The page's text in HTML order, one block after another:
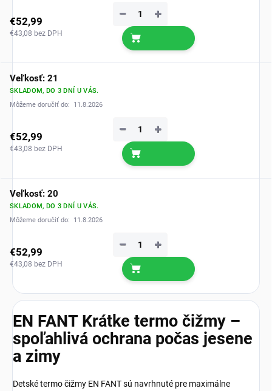
€52,99
€43,08 bez DPH
+
−
Veľkosť: 21
SKLADOM, DO 3 DNÍ U VÁS.
Môžeme doručiť do:
11.8.2026
€52,99
€43,08 bez DPH
+
−
Veľkosť: 20
SKLADOM, DO 3 DNÍ U VÁS.
Môžeme doručiť do:
11.8.2026
€52,99
€43,08 bez DPH
+
−
EN FANT Krátke termo čižmy –
spoľahlivá ochrana počas jesene
a zimy
Detské termo čižmy EN FANT sú navrhnuté pre maximálne